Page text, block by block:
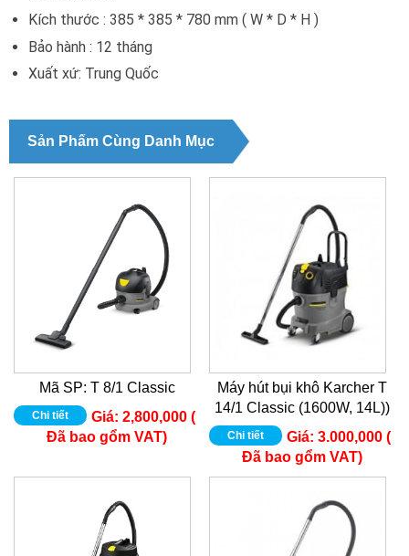
Kích thước : 385 * 385 * 780 mm ( W * D * H )
Bảo hành : 12 tháng
Xuất xứ: Trung Quốc
Sản Phẩm Cùng Danh Mục
Mã SP: T 8/1 Classic
Chi tiết Giá: 2,800,000 (
Đã bao gổm VAT)
Máy hút bụi khô Karcher T
14/1 Classic (1600W, 14L))
Chi tiết Giá: 3.000,000 (
Đã bao gổm VAT)